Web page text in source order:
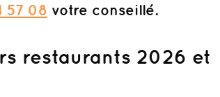
57 08 votre conseillé.
restaurants 2026 et